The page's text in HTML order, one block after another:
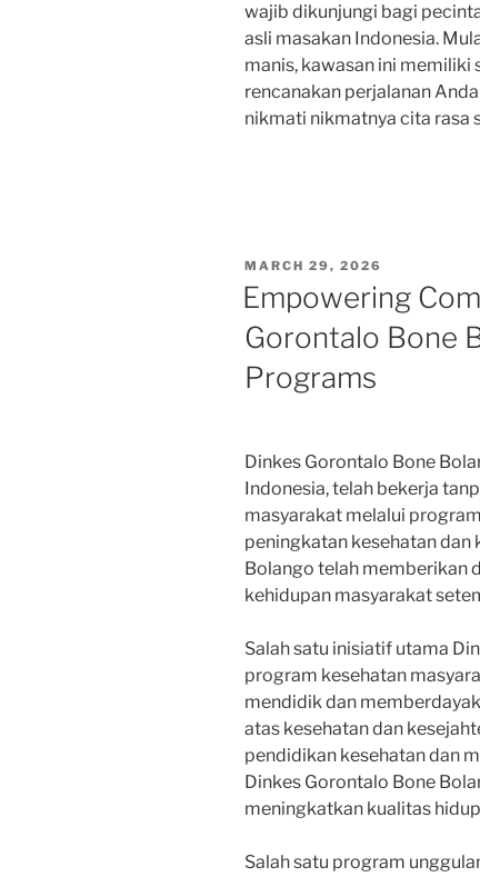
wajib dikunjungi bagi
asli masakan Indonesia.
manis, kawasan ini memiliki
rencanakan perjalanan
nikmati nikmatnya cita rasa
POSTED
ON
MARCH 29, 2026
Empowering
Gorontalo Bone
Programs
Dinkes Gorontalo Bone
Indonesia, telah bekerja
masyarakat melalui
peningkatan kesehatan dan
Bolango telah memberikan
kehidupan masyarakat
Salah satu inisiatif utama
program kesehatan
mendidik dan
atas kesehatan dan
pendidikan kesehatan dan
Dinkes Gorontalo Bone
meningkatkan kualitas
Salah satu program